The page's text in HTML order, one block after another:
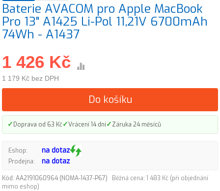
Baterie AVACOM pro Apple MacBook
Pro 13" A1425 Li-Pol 11,21V 6700mAh
74Wh - A1437
1 426 Kč
1 179 Kč bez DPH
Do košíku
✓Doprava od 63 Kč✓Vrácení 14 dní✓Záruka 24 měsíců
Eshop: na dotaz
Prodejna: na dotaz
Kód: AA2191060964 (NOMA-1437-P67)
Běžná cena: 1 483 Kč (při objednání
mimo eshop)